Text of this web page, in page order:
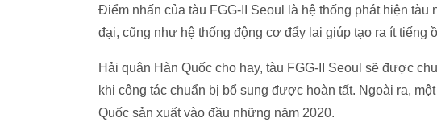
Điểm nhấn của tàu FGG-II Seoul là hệ thống phát hiện
đại, cũng như hệ thống động cơ đẩy lai giúp tạo ra ít tiếng
Hải quân Hàn Quốc cho hay, tàu FGG-II Seoul sẽ được
khi công tác chuẩn bị bổ sung được hoàn tất. Ngoài ra,
Quốc sản xuất vào đầu những năm 2020.